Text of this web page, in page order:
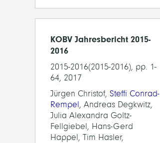
KOBV Jahresbericht 2015-
2016
2015-2016(2015-2016), pp. 1-
64, 2017
Jürgen Christof, Steffi Conrad-
Rempel , Andreas Degkwitz,
Julia Alexandra Goltz-
Fellgiebel, Hans-Gerd
Happel, Tim Hasler,